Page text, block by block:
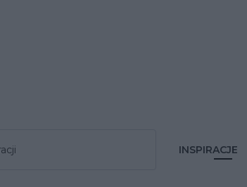
INSPIRACJE